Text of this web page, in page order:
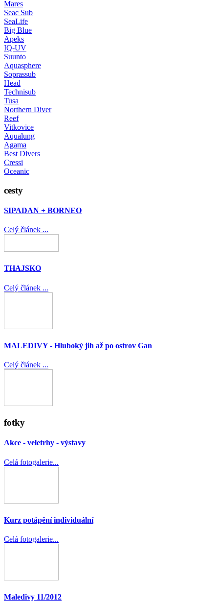
Mares
Seac Sub
SeaLife
Big Blue
Apeks
IQ-UV
Suunto
Aquasphere
Soprassub
Head
Technisub
Tusa
Northern Diver
Reef
Vitkovice
Aqualung
Agama
Best Divers
Cressi
Oceanic
cesty
SIPADAN + BORNEO
Celý článek ...
THAJSKO
Celý článek ...
MALEDIVY - Hluboký jih až po ostrov Gan
Celý článek ...
fotky
Akce - veletrhy - výstavy
Celá fotogalerie...
Kurz potápění individuální
Celá fotogalerie...
Maledivy 11/2012